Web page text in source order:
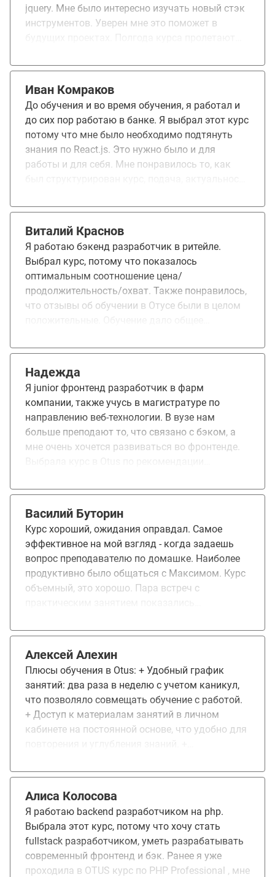
jquery. Мне было интересно изучать новый стэк
инструментов. Уверен мне это поможет в
занятиях много, домашние задания объемные и
незавершенные домашние задания, но
выполнив их все подходишь подготовленный к
проектной работе. Рекомендую задавать свои
вопросы и уточнять по домашним заданиям,
так информация лучше запоминается. А даже
самый простой вопрос может раскрыться в
Иван Комраков
До обучения и во время обучения, я работал и
до сих пор работаю в банке. Я выбрал этот курс
потому что мне было необходимо подтянуть
знания по React.js. Это нужно было и для
работы и для себя. Мне понравилось то, как
информации удалось узнать. Обучение мне
дало много нужной и полезной информации,
удалось подкрепить некоторые темы, которые
меня интересовали. Пройдя курс и получив
необходимые знания, сейчас я их применяю на
практике в работе.
Виталий Краснов
Я работаю бэкенд разработчик в ритейле.
Выбрал курс, потому что показалось
оптимальным соотношение цена/
продолжительность/охват. Также понравилось,
что отзывы об обучении в Отусе были в целом
работать, как начать писать ui. Понравилась
общаться с преподавателем. Курс в целом не
рассчитан на абсолютных новичков во
фронтенд разработке, тяжело было входить, т.к.
сразу много новой информации и если
пытаться начать разбираться во всех
технологиях и инструментах, которые сразу
Надежда
Я junior фронтенд разработчик в фарм
компании, также учусь в магистратуре по
направлению веб-технологии. В вузе нам
больше преподают то, что связано с бэком, а
мне очень хочется развиваться во фронтенде.
знания и после пройти грейдирование в
команде на middle разработчика. Курс прошел
в очень удобном для меня формате и для меня
было большим плюсом наличие записей с
занятий, так как иногда пары в вузе
накладывались на занятия на курсе и я могла
после смотреть запись в удобное мне время. От
курса я получила новые знания, которые уже
Василий Буторин
Курс хороший, ожидания оправдал. Самое
эффективное на мой взгляд - когда задаешь
вопрос преподавателю по домашке. Наиболее
продуктивно было общаться с Максимом. Курс
объемный, это хорошо. Пара встреч с
наоборот было бы было полезно.
Алексей Алехин
Плюсы обучения в Otus: + Удобный график
занятий: два раза в неделю с учетом каникул,
что позволяло совмещать обучение с работой.
+ Доступ к материалам занятий в личном
кабинете на постоянной основе, что удобно для
занятий и разбор возникающих проблем, что
Рекомендации по улучшению: * Добавить
возможность просмотра презентаций (или
слайдов) прямо в личном кабинете без
необходимости скачивать. Это упростило бы
доступ к материалам, особенно в ситуациях,
Алиса Колосова
Я работаю backend разработчиком на php.
Выбрала этот курс, потому что хочу стать
fullstack разработчиком, уметь разрабатывать
современный фронтенд и бэк. Ранее я уже
проходила в OTUS курс по PHP Professional , мне